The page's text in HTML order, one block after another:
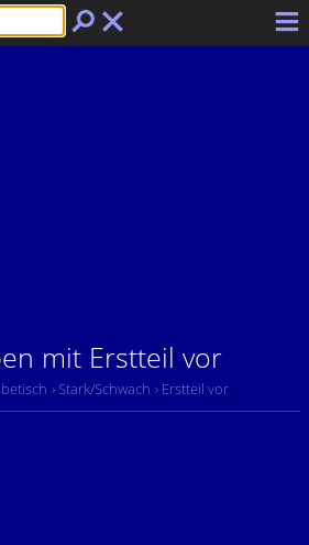
mit Erstteil vor
› Stark/Schwach › Erstteil vor